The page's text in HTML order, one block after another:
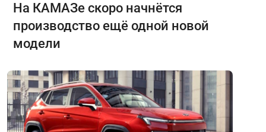
На КАМАЗе скоро начнётся
производство ещё одной новой
модели